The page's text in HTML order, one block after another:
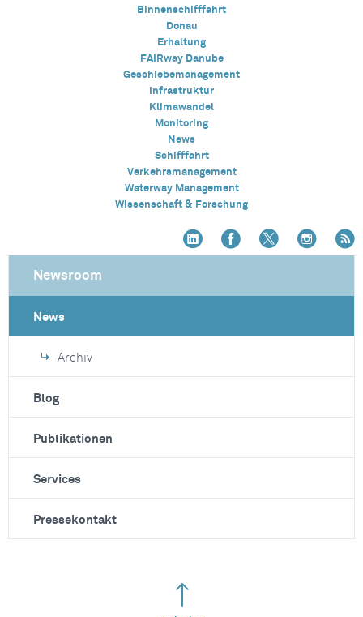
Binnenschifffahrt
Donau
Erhaltung
FAIRway Danube
Geschiebemanagement
Infrastruktur
Klimawandel
Monitoring
News
Schifffahrt
Verkehrsmanagement
Waterway Management
Wissenschaft & Forschung
Newsroom
News
Archiv
Blog
Publikationen
Services
Pressekontakt